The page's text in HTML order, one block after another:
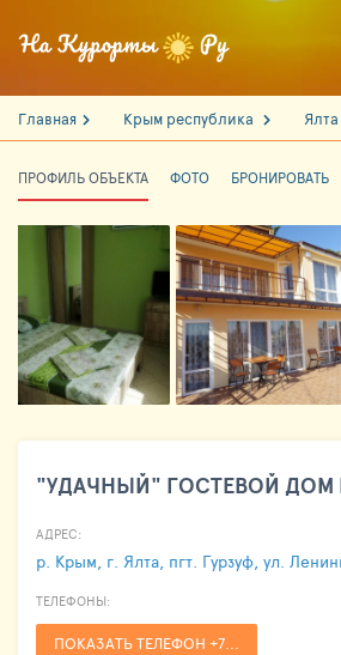
Главная Крым республика
ПРОФИЛЬ ОБЪЕКТА ФОТО БРОНИРОВАТЬ
"УДАЧНЫЙ" ГОСТЕВОЙ ДОМ
АДРЕС:
р. Крым, г. Ялта, пгт. Гурзуф, ул.
ТЕЛЕФОНЫ:
ПОКАЗАТЬ ТЕЛЕФОН +7...